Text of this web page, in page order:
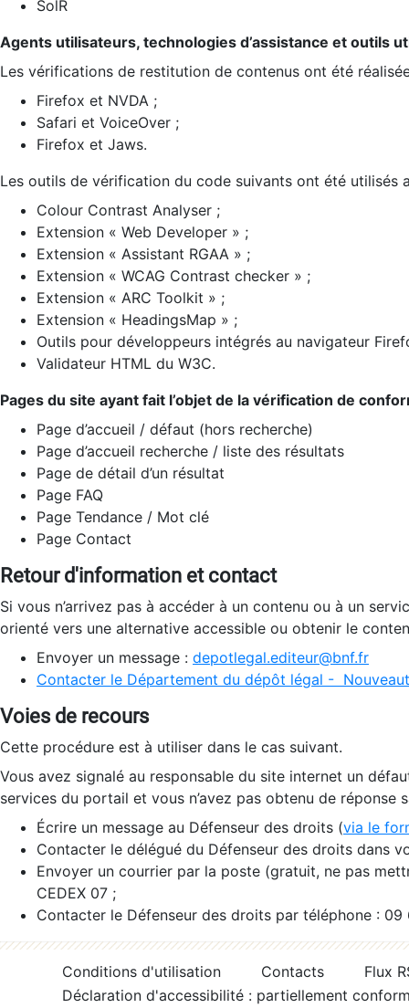
SolR
Agents utilisateurs, technologies d’assistance et outils
Les vérifications de restitution de contenus ont été
Firefox et NVDA ;
Safari et VoiceOver ;
Firefox et Jaws.
Les outils de vérification du code suivants ont été utilisés
Colour Contrast Analyser ;
Extension « Web Developer » ;
Extension « Assistant RGAA » ;
Extension « WCAG Contrast checker » ;
Extension « ARC Toolkit » ;
Extension « HeadingsMap » ;
Outils pour développeurs intégrés au navigateur
Validateur HTML du W3C.
Pages du site ayant fait l’objet de la vérification de
Page d’accueil / défaut (hors recherche)
Page d’accueil recherche / liste des résultats
Page de détail d’un résultat
Page FAQ
Page Tendance / Mot clé
Page Contact
Retour d'information et contact
Si vous n’arrivez pas à accéder à un contenu ou à un
orienté vers une alternative accessible ou obtenir le
Envoyer un message : depotlegal.editeur@bnf.fr
Contacter le Département du dépôt légal -
Voies de recours
Cette procédure est à utiliser dans le cas suivant.
Vous avez signalé au responsable du site internet un
services du portail et vous n’avez pas obtenu de réponse
Écrire un message au Défenseur des droits (via le
Contacter le délégué du Défenseur des droits dans
Envoyer un courrier par la poste (gratuit, ne pas
CEDEX 07 ;
Contacter le Défenseur des droits par téléphone :
Conditions d'utilisation Contacts
Flux
Déclaration d'accessibilité : partiellement